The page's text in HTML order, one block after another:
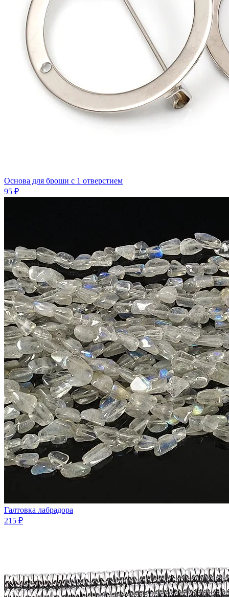
Основа для броши с 1 отверстием
95 ₽
Галтовка лабрадора
215 ₽